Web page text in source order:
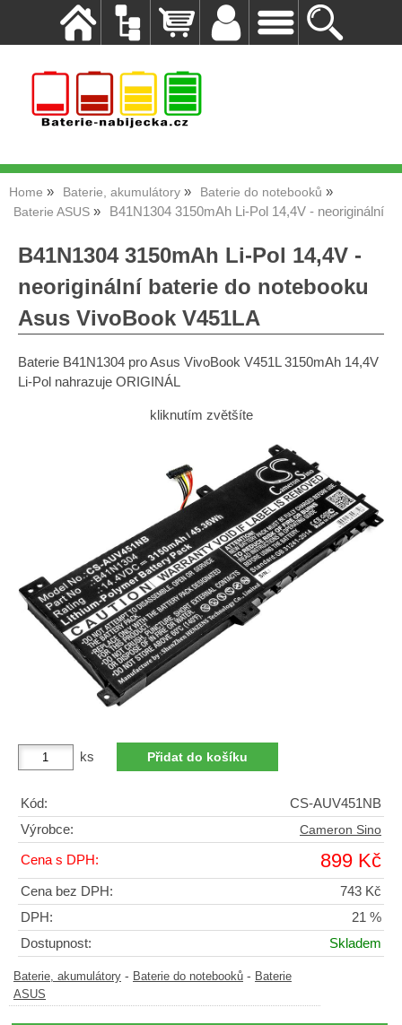
Home Baterie, akumulátory
Baterie do notebooků
Baterie ASUS
B41N1304 3150mAh Li-Pol 14,4V - neoriginální
B41N1304 3150mAh Li-Pol 14,4V -
neoriginální baterie do notebooku
Asus VivoBook V451LA
Baterie B41N1304 pro Asus VivoBook V451L 3150mAh 14,4V
Li-Pol nahrazuje ORIGINÁL
kliknutím zvětšíte
ks
Kód:
CS-AUV451NB
Výrobce:
Cameron Sino
Cena s DPH: 899 Kč
Cena bez DPH:
743 Kč
DPH:
21 %
Dostupnost:
Skladem
Baterie, akumulátory - Baterie do notebooků - Baterie
ASUS